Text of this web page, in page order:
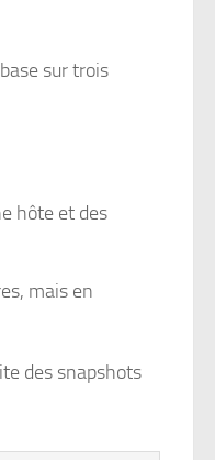
sur trois
hôte et des
mais en
des snapshots